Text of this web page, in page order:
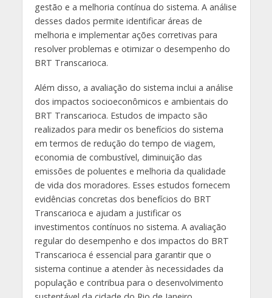
gestão e a melhoria contínua do sistema. A análise
desses dados permite identificar áreas de
melhoria e implementar ações corretivas para
resolver problemas e otimizar o desempenho do
BRT Transcarioca.
Além disso, a avaliação do sistema inclui a análise
dos impactos socioeconômicos e ambientais do
BRT Transcarioca. Estudos de impacto são
realizados para medir os benefícios do sistema
em termos de redução do tempo de viagem,
economia de combustível, diminuição das
emissões de poluentes e melhoria da qualidade
de vida dos moradores. Esses estudos fornecem
evidências concretas dos benefícios do BRT
Transcarioca e ajudam a justificar os
investimentos contínuos no sistema. A avaliação
regular do desempenho e dos impactos do BRT
Transcarioca é essencial para garantir que o
sistema continue a atender às necessidades da
população e contribua para o desenvolvimento